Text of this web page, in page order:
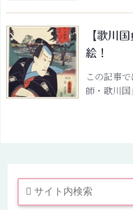
【歌川
絵！
この記事
師・歌川